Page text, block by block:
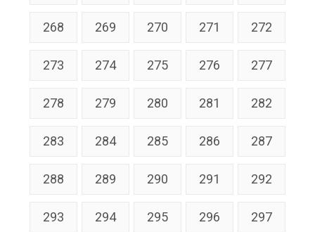
268 269 270 271 272
273 274 275 276 277
278 279 280 281 282
283 284 285 286 287
288 289 290 291 292
293 294 295 296 297